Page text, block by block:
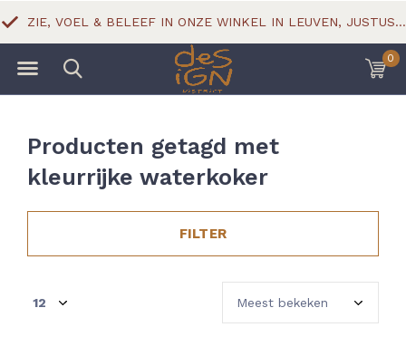
0
ZIE, VOEL & BELEEF IN ONZE WINKEL IN LEUVEN, JUSTUS LIPSIUSSTRAAT 18
Producten getagd met
kleurrijke waterkoker
FILTER